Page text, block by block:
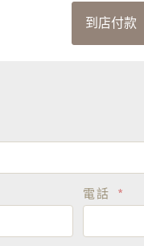
到店付款
電話